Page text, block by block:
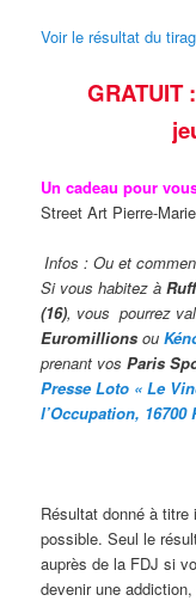
Voir le résultat du
GRATUIT
Un cadeau pour
Street Art Pierre-
Infos : Ou et
Si vous habitez à
(16), vous pourrez
Euromillions ou
prenant vosParis
Presse Loto « Le
l’Occupation, 16700
Résultat donné à titre
possible. Seul le
auprès de la FDJ si
devenir une